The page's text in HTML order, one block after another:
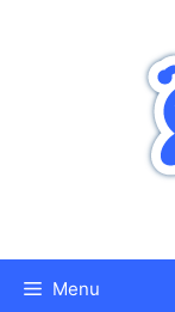
Menu